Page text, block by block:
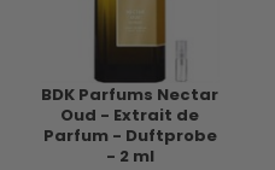
BDK Parfums Nectar
Oud - Extrait de
Parfum - Duftprobe
- 2 ml